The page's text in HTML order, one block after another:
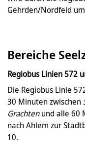
Gehrden/Nordfeld
Bereiche
Regiobus Linien 572
Die Regiobus Linie
30 Minuten zwischen
Grachtenund alle 60
nach Ahlem zur
10.